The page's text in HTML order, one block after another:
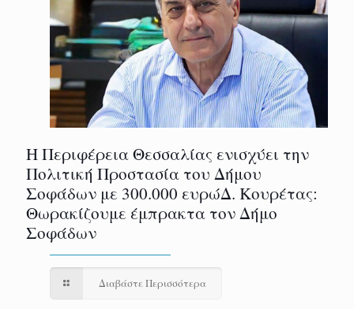
Η Περιφέρεια Θεσσαλίας ενισχύει την
Πολιτική Προστασία του Δήμου
Σοφάδων με 300.000 ευρώΔ. Κουρέτας:
Θωρακίζουμε έμπρακτα τον Δήμο
Σοφάδων
Διαβάστε Περισσότερα